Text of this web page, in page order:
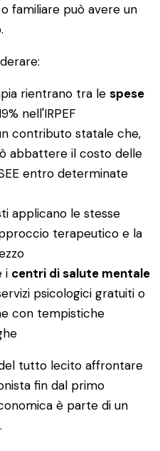
familiare può avere un
rientrano tra le spese
nell'IRPEF
contributo statale che,
abbattere il costo delle
entro determinate
applicano le stesse
terapeutico e la
i centri di salute mentale
psicologici gratuiti o
con tempistiche
tutto lecito affrontare
fin dal primo
è parte di un